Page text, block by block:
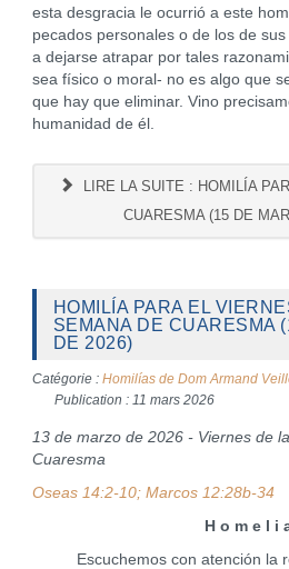
esta desgracia le ocurrió a este
pecados personales o de los de
a dejarse atrapar por tales
sea físico o moral- no es algo que
que hay que eliminar. Vino
humanidad de él.
LIRE LA SUITE : HOMILÍA
CUARESMA (15 DE
HOMILÍA PARA EL
SEMANA DE CUARESMA
DE 2026)
Catégorie : Homilías de Dom Armand
Publication : 11 mars 2026
13 de marzo de 2026 - Viernes de
Cuaresma
Oseas 14:2-10; Marcos 12:28b-34
H o m e l i
Escuchemos con atención la